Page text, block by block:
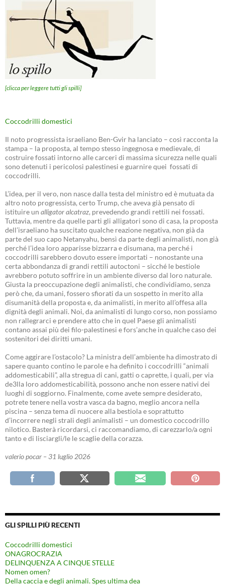
[clicca per leggere tutti gli spilli]
Coccodrilli domestici
Il noto progressista israeliano Ben-Gvir ha lanciato – così racconta la
stampa – la proposta, al tempo stesso ingegnosa e medievale, di
costruire fossati intorno alle carceri di massima sicurezza nelle quali
sono detenuti i pericolosi palestinesi e guarnire quei fossati di
coccodrilli.
L’idea, per il vero, non nasce dalla testa del ministro ed è mutuata da
altro noto progressista, certo Trump, che aveva già pensato di
istituire un alligator alcatraz, prevedendo grandi rettili nei fossati.
Tuttavia, mentre da quelle parti gli alligatori sono di casa, la proposta
dell’israeliano ha suscitato qualche reazione negativa, non già da
parte del suo capo Netanyahu, bensì da parte degli animalisti, non già
perché l’idea loro apparisse bizzarra e disumana, ma perché i
coccodrilli sarebbero dovuto essere importati – nonostante una
certa abbondanza di grandi rettili autoctoni – sicché le bestiole
avrebbero potuto soffrire in un ambiente diverso dal loro naturale.
Giusta la preoccupazione degli animalisti, che condividiamo, senza
però che, da umani, fossero sfiorati da un sospetto in merito alla
disumanità della proposta e, da animalisti, in merito all’offesa alla
dignità degli animali. Noi, da animalisti di lungo corso, non possiamo
non rallegrarci e prendere atto che in quel Paese gli animalisti
contano assai più dei filo-palestinesi e fors’anche in qualche caso dei
sostenitori dei diritti umani.
Come aggirare l’ostacolo? La ministra dell’ambiente ha dimostrato di
sapere quanto contino le parole e ha definito i coccodrilli “animali
addomesticabili”, alla stregua di cani, gatti o caprette, i quali, per via
de3lla loro addomesticabilità, possono anche non essere nativi dei
luoghi di soggiorno. Finalmente, come avete sempre desiderato,
potrete tenere nella vostra vasca da bagno, meglio ancora nella
piscina – senza tema di nuocere alla bestiola e soprattutto
d’incorrere negli strali degli animalisti – un domestico coccodrillo
nilotico. Basterà ricordarsi, ci raccomandiamo, di carezzarlo/a ogni
tanto e di lisciargli/le le scaglie della corazza.
valerio pocar – 31 luglio 2026
GLI SPILLI PIÙ RECENTI
Coccodrilli domestici
ONAGROCRAZIA
DELINQUENZA A CINQUE STELLE
Nomen omen?
Della caccia e degli animali. Spes ultima dea